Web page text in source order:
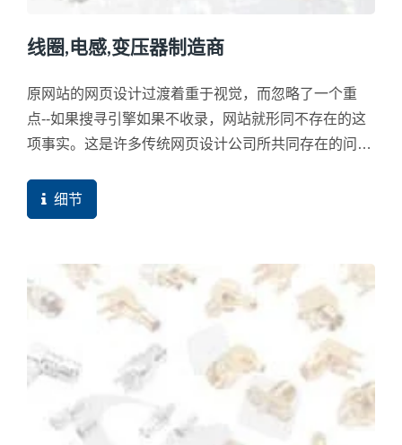
线圈,电感,变压器制造商
原网站的网页设计过渡着重于视觉，而忽略了一个重
点--如果搜寻引擎如果不收录，网站就形同不存在的这
项事实。这是许多传统网页设计公司所共同存在的问
维持检验的态度，一般经过流量检测与一些基本搜寻指
令检测后就可以看出是否有完成优化的基本动作。
细节